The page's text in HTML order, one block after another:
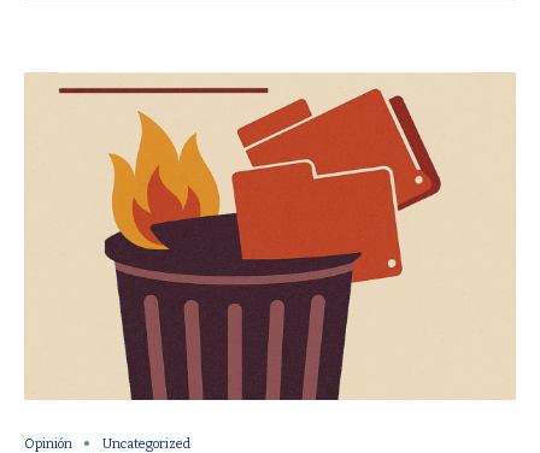
Opinión Uncategorized